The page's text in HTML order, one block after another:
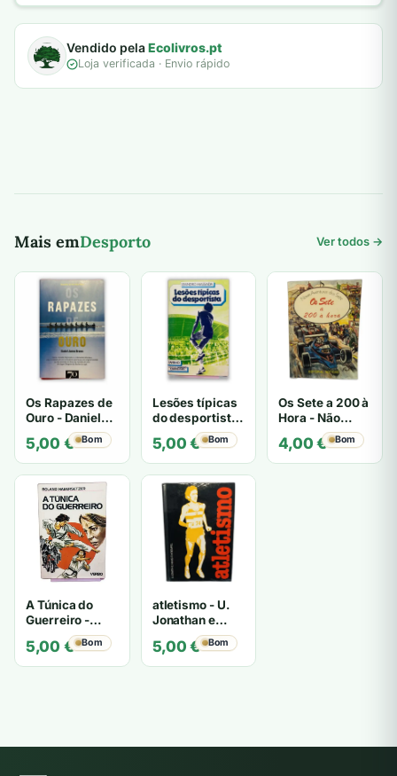
Vendido pelaEcolivros.pt
Loja verificada · Envio rápido
Mais emDesporto Ver todos →
Os Rapazes de
Ouro - Daniel
James Brown
5,00 € Bom
Lesões típicas
do desportista
- Leandro
Massada
5,00€ Bom
Os Sete a 200 à
Hora - Não
especificado
4,00€ Bom
A Túnica do
Guerreiro -
Habersetzer
5,00 € Bom
atletismo - U.
Jonathan e
Masaru
Krempel
5,00€ Bom